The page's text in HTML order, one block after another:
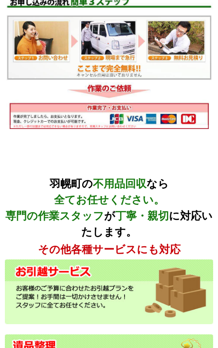
羽幌町の不用品回収なら
全てお任せください。
専門の作業スタッフが丁寧・親切 に対応い
たします。
その他各種サービスにも対応